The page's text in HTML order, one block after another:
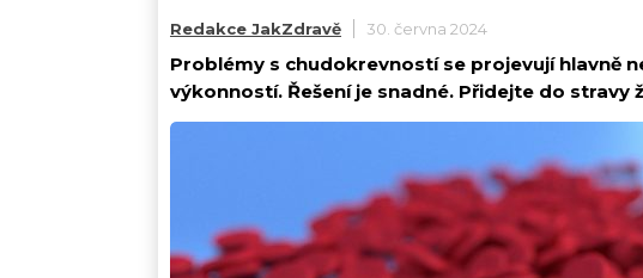
Redakce JakZdravě 30. června 2024
Problémy s chudokrevností se projevují hlavně
výkonností. Řešení je snadné. Přidejte do stravy